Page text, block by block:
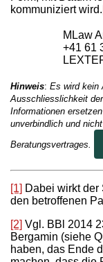
kommuniziert wird.
MLaw
+41 61
Hinweis: Es wird kein
Ausschliesslichkeit
Informationen
unverbindlich und
Beratungsvertrages.
[1] Dabei wirkt der
den betroffenen
[2] Vgl. BBl 2014
Bergamin (siehe
haben, das Ende